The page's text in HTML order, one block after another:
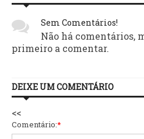
Sem Comentários!
Não há comentários,
primeiro a comentar.
DEIXE UM COMENTÁRIO
<<
Comentário:*